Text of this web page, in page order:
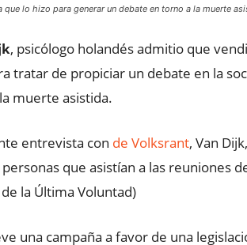
que lo hizo para generar un debate en torno a la muerte
, psicólogo holandés admitio que
tratar de propiciar un debate en la
muerte asistida.
entrevista con de Volksrant, Van
personas que asistían a las reuniones
la Última Voluntad)
una campaña a favor de una